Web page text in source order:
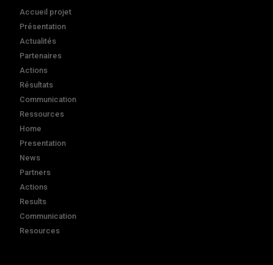
Accueil projet
Présentation
Actualités
Partenaires
Actions
Résultats
Communication
Ressources
Home
Presentation
News
Partners
Actions
Results
Communication
Resources